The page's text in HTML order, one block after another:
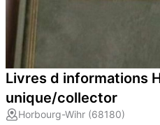
Livres d informations
unique/collector
Horbourg-Wihr (68180)